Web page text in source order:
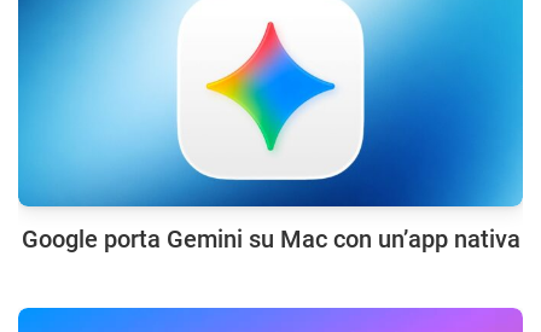
Google porta Gemini su Mac con un’app nativa